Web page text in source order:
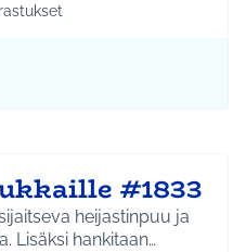
Riihikallio
mukaan: Liikunta ja
#1833
heijastinpuu ja
Lisäksi hankitaan…